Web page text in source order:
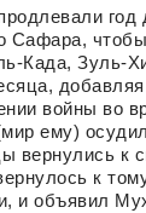
год
Сафара,
Када, Зуль-
войны во
ему)
вернулись к
к
и объявил